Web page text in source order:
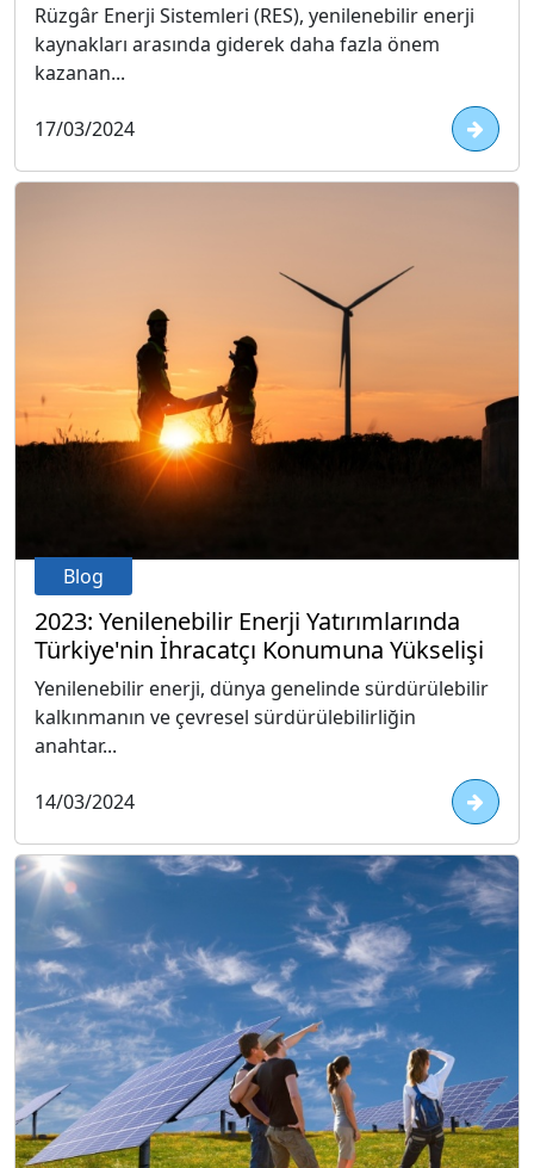
Rüzgâr Enerji Sistemleri (RES), yenilenebilir enerji
kaynakları arasında giderek daha fazla önem
kazanan...
17/03/2024
Blog
2023: Yenilenebilir Enerji Yatırımlarında
Türkiye'nin İhracatçı Konumuna Yükselişi
Yenilenebilir enerji, dünya genelinde sürdürülebilir
kalkınmanın ve çevresel sürdürülebilirliğin
anahtar...
14/03/2024